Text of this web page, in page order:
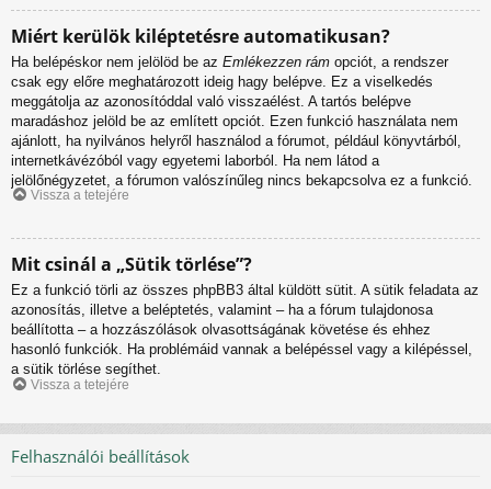
Miért kerülök kiléptetésre automatikusan?
Ha belépéskor nem jelölöd be az Emlékezzen rám opciót, a rendszer
csak egy előre meghatározott ideig hagy belépve. Ez a viselkedés
meggátolja az azonosítóddal való visszaélést. A tartós belépve
maradáshoz jelöld be az említett opciót. Ezen funkció használata nem
ajánlott, ha nyilvános helyről használod a fórumot, például könyvtárból,
internetkávézóból vagy egyetemi laborból. Ha nem látod a
jelölőnégyzetet, a fórumon valószínűleg nincs bekapcsolva ez a funkció.
Vissza a tetejére
Mit csinál a „Sütik törlése”?
Ez a funkció törli az összes phpBB3 által küldött sütit. A sütik feladata az
azonosítás, illetve a beléptetés, valamint – ha a fórum tulajdonosa
beállította – a hozzászólások olvasottságának követése és ehhez
hasonló funkciók. Ha problémáid vannak a belépéssel vagy a kilépéssel,
a sütik törlése segíthet.
Vissza a tetejére
Felhasználói beállítások